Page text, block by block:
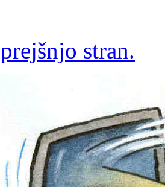
prejšnjo stran.